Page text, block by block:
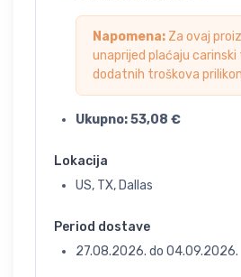
Napomena: Za ovaj
unaprijed plaćaju carinski
dodatnih troškova
Ukupno:53,08 €
Lokacija
US, TX, Dallas
Period dostave
27.08.2026. do 04.09.2026.